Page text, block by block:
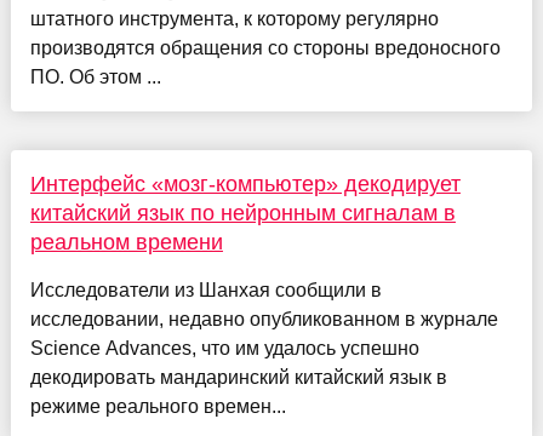
штатного инструмента, к которому регулярно
производятся обращения со стороны вредоносного
ПО. Об этом ...
Интерфейс «мозг-компьютер» декодирует
китайский язык по нейронным сигналам в
реальном времени
Исследователи из Шанхая сообщили в
исследовании, недавно опубликованном в журнале
Science Advances, что им удалось успешно
декодировать мандаринский китайский язык в
режиме реального времен...